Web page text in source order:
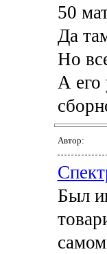
50
Да
Но
А его
Автор:
Был